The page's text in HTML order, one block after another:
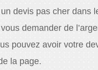
devis pas cher dans
demander de
pouvez avoir votre
la page.